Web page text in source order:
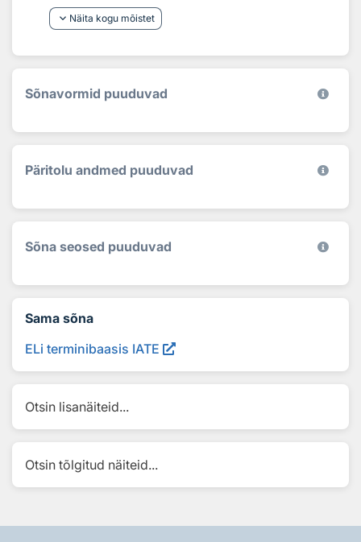
keyboard_arrow_down Näita kogu mõistet
Sõnavormid puuduvad
Päritolu andmed puuduvad
Sõna seosed puuduvad
Sama sõna
ELi terminibaasis IATE
Otsin lisanäiteid...
Otsin tõlgitud näiteid...